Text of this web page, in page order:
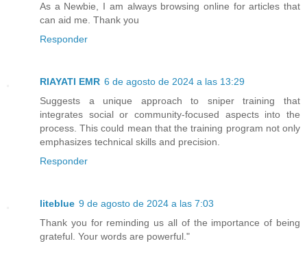
As a Newbie, I am always browsing online for articles that
can aid me. Thank you
Responder
RIAYATI EMR 6 de agosto de 2024 a las 13:29
Suggests a unique approach to sniper training that
integrates social or community-focused aspects into the
process. This could mean that the training program not only
emphasizes technical skills and precision.
Responder
liteblue 9 de agosto de 2024 a las 7:03
Thank you for reminding us all of the importance of being
grateful. Your words are powerful."